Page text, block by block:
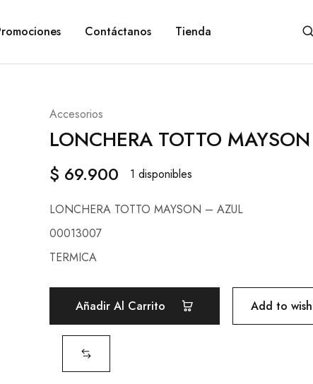
Contáctanos Tienda
Accesorios
LONCHERA TOTTO
$ 69.900 1 disponibles
LONCHERA TOTTO MAYSON – AZUL
00013007
TERMICA
Añadir Al Carrito Add to